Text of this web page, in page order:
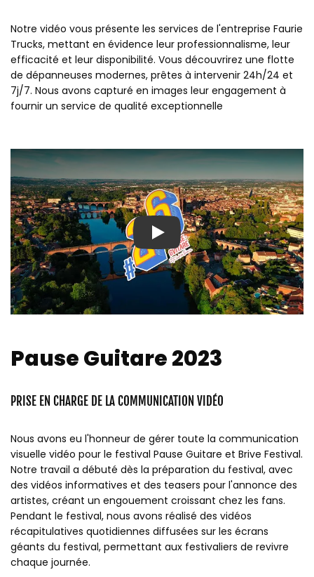
Notre vidéo vous présente les services de l'entreprise Faurie
Trucks, mettant en évidence leur professionnalisme, leur
efficacité et leur disponibilité. Vous découvrirez une flotte
de dépanneuses modernes, prêtes à intervenir 24h/24 et
7j/7. Nous avons capturé en images leur engagement à
fournir un service de qualité exceptionnelle
Play
Pause Guitare 2023
PRISE EN CHARGE DE LA COMMUNICATION VIDÉO
Nous avons eu l'honneur de gérer toute la communication
visuelle vidéo pour le festival Pause Guitare et Brive Festival.
Notre travail a débuté dès la préparation du festival, avec
des vidéos informatives et des teasers pour l'annonce des
artistes, créant un engouement croissant chez les fans.
Pendant le festival, nous avons réalisé des vidéos
récapitulatives quotidiennes diffusées sur les écrans
géants du festival, permettant aux festivaliers de revivre
chaque journée.